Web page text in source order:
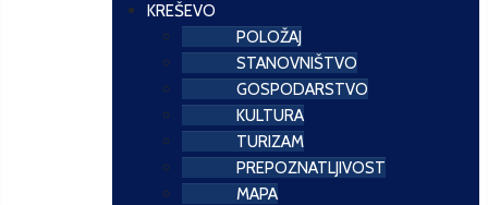
KREŠEVO
POLOŽAJ
STANOVNIŠTVO
GOSPODARSTVO
KULTURA
TURIZAM
PREPOZNATLJIVOST
MAPA